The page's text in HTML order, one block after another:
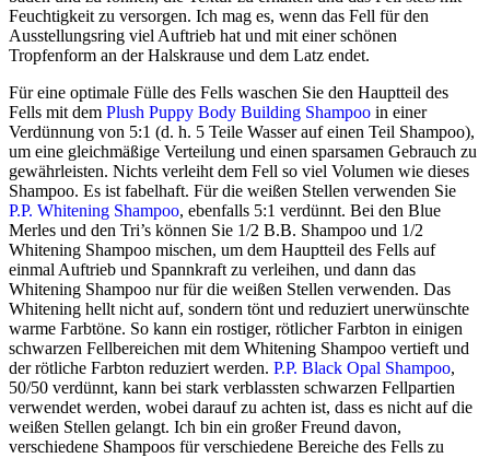
Feuchtigkeit zu versorgen. Ich mag es, wenn das Fell für den
Ausstellungsring viel Auftrieb hat und mit einer schönen
Tropfenform an der Halskrause und dem Latz endet.
Für eine optimale Fülle des Fells waschen Sie den Hauptteil des
Fells mit dem Plush Puppy Body Building Shampoo in einer
Verdünnung von 5:1 (d. h. 5 Teile Wasser auf einen Teil Shampoo),
um eine gleichmäßige Verteilung und einen sparsamen Gebrauch zu
gewährleisten. Nichts verleiht dem Fell so viel Volumen wie dieses
Shampoo. Es ist fabelhaft. Für die weißen Stellen verwenden Sie
P.P. Whitening Shampoo, ebenfalls 5:1 verdünnt. Bei den Blue
Merles und den Tri’s können Sie 1/2 B.B. Shampoo und 1/2
Whitening Shampoo mischen, um dem Hauptteil des Fells auf
einmal Auftrieb und Spannkraft zu verleihen, und dann das
Whitening Shampoo nur für die weißen Stellen verwenden. Das
Whitening hellt nicht auf, sondern tönt und reduziert unerwünschte
warme Farbtöne. So kann ein rostiger, rötlicher Farbton in einigen
schwarzen Fellbereichen mit dem Whitening Shampoo vertieft und
der rötliche Farbton reduziert werden. P.P. Black Opal Shampoo,
50/50 verdünnt, kann bei stark verblassten schwarzen Fellpartien
verwendet werden, wobei darauf zu achten ist, dass es nicht auf die
weißen Stellen gelangt. Ich bin ein großer Freund davon,
verschiedene Shampoos für verschiedene Bereiche des Fells zu